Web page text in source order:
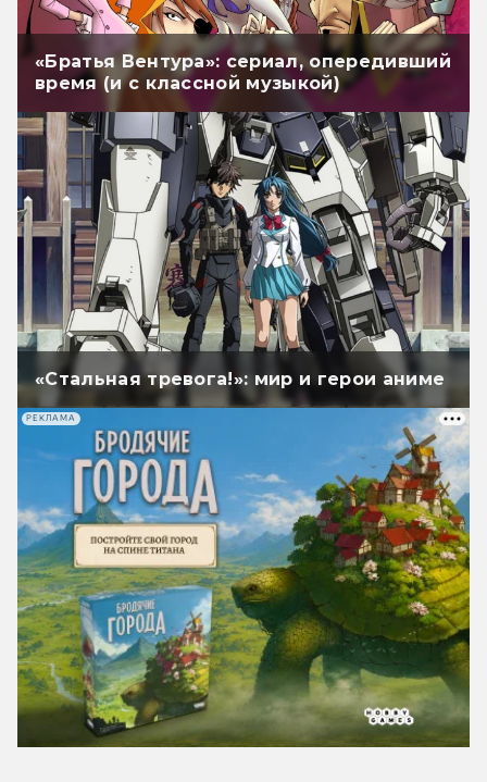
«Братья Вентура»: сериал, опередивший
время (и с классной музыкой)
«Стальная тревога!»: мир и герои аниме
РЕКЛАМА